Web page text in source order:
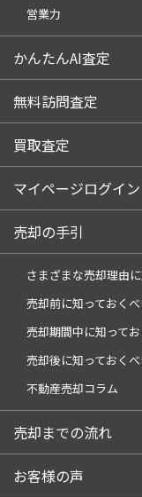
営業力
かんたんAI査定
無料訪問査定
買取査定
マイページログイン
売却の手引
さまざまな売却理由に
売却前に知っておく
売却期間中に知って
売却後に知っておく
不動産売却コラム
売却までの流れ
お客様の声